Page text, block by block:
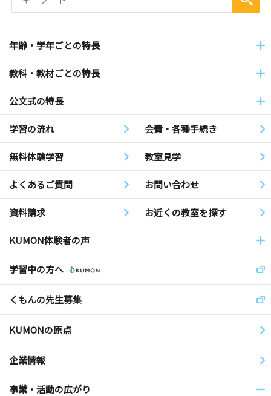
年齢・学年ごとの特長
教科・教材ごとの特長
公文式の特長
学習の流れ 会費・各種手続き
無料体験学習 教室見学
よくあるご質問 お問い合わせ
資料請求 お近くの教室を探す
KUMON体験者の声
学習中の方へ
くもんの先生募集
KUMONの原点
企業情報
事業・活動の広がり